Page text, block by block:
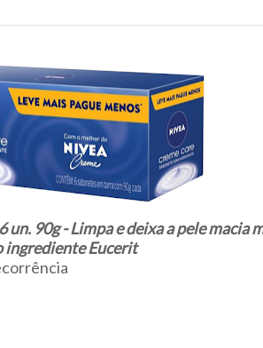
90g - Limpa e deixa a pele macia
ingrediente Eucerit